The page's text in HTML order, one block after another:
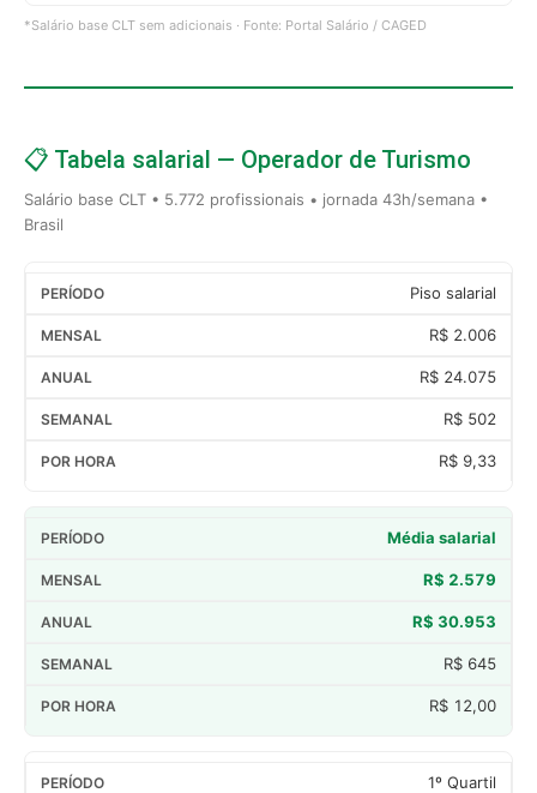
*Salário base CLT sem adicionais · Fonte: Portal Salário / CAGED
📋 Tabela salarial — Operador de Turismo
Salário base CLT • 5.772 profissionais • jornada 43h/semana •
Brasil
Piso salarial
R$ 2.006
R$ 24.075
R$ 502
R$ 9,33
Média salarial
R$ 2.579
R$ 30.953
R$ 645
R$ 12,00
1º Quartil